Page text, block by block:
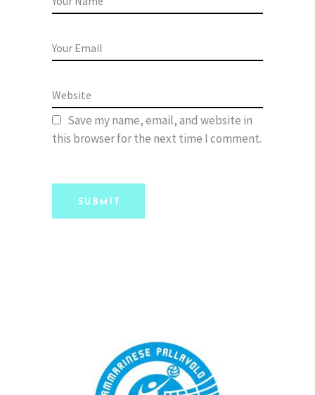
Save my name, email, and website in
this browser for the next time I comment.
SUBMIT